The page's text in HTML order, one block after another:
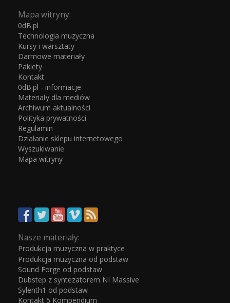
Mapa witryny:
0dB.pl
Technologia muzyczna
Kursy i warsztaty
Darmowe materiały
Pakiety
Kontakt
0dB.pl - informacje
Materiały dla mediów
Archiwum aktualności
Polityka prywatności
Regulamin
Działanie sklepu internetowego
Wyszukiwanie
Mapa witryny
Nasze materiały:
Produkcja muzyczna w praktyce
Produkcja muzyczna od podstaw
Sound Forge od podstaw
Dubstep z syntezatorem NI Massive
Sylenth1 od podstaw
Kontakt 5 Kompendium